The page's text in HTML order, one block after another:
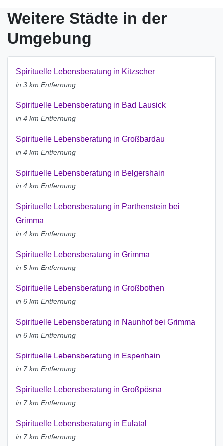
Weitere Städte in der
Umgebung
Spirituelle Lebensberatung in Kitzscher
in 3 km Entfernung
Spirituelle Lebensberatung in Bad Lausick
in 4 km Entfernung
Spirituelle Lebensberatung in Großbardau
in 4 km Entfernung
Spirituelle Lebensberatung in Belgershain
in 4 km Entfernung
Spirituelle Lebensberatung in Parthenstein bei
Grimma
in 4 km Entfernung
Spirituelle Lebensberatung in Grimma
in 5 km Entfernung
Spirituelle Lebensberatung in Großbothen
in 6 km Entfernung
Spirituelle Lebensberatung in Naunhof bei Grimma
in 6 km Entfernung
Spirituelle Lebensberatung in Espenhain
in 7 km Entfernung
Spirituelle Lebensberatung in Großpösna
in 7 km Entfernung
Spirituelle Lebensberatung in Eulatal
in 7 km Entfernung